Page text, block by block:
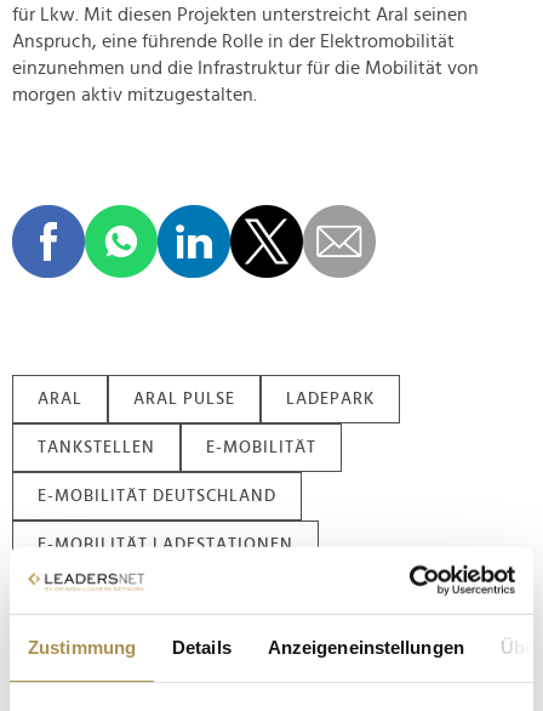
Zustimmung Details Anzeigeneinstellungen
für Lkw. Mit diesen Projekten unterstreicht Aral seinen
Anspruch, eine führende Rolle in der Elektromobilität
einzunehmen und die Infrastruktur für die Mobilität von
morgen aktiv mitzugestalten.
ARAL ARAL PULSE LADEPARK
TANKSTELLEN E-MOBILITÄT
E-MOBILITÄT DEUTSCHLAND
E-MOBILITÄT LADESTATIONEN
ARAL PULSE GIGAHUB
DIE ZUKUNFT DER TANKSTELLE